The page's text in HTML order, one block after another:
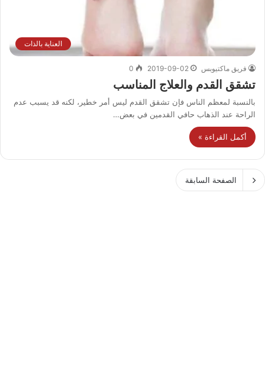
العناية بالذات
فريق ماكتيوبس 2019-09-02
0
تشقق القدم والعلاج المناسب
بالنسبة لمعظم الناس فإن تشقق القدم ليس أمر خطير، لكنه قد يسبب عدم
الراحة عند الذهاب حافي القدمين في بعض…
أكمل القراءة »
الصفحة السابقة